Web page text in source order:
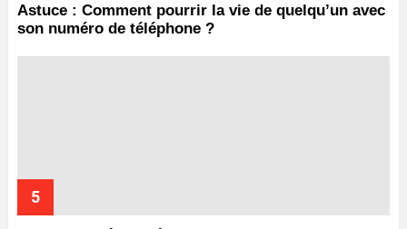
Astuce : Comment pourrir la vie de quelqu’un avec
son numéro de téléphone ?